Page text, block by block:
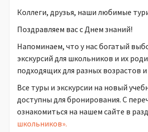
Коллеги, друзья, наши любимые
Поздравляем вас с Днем знаний!
Напоминаем, что у нас богатый
экскурсий для школьников и их
подходящих для разных возрастов
Все туры и экскурсии на новый
доступны для бронирования. С
ознакомиться на нашем сайте в
школьников».